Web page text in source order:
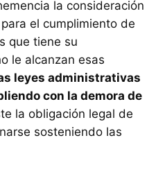
la consideración
el cumplimiento de
que tiene su
le alcanzan esas
leyes administrativas
con la demora de
la obligación legal de
sosteniendo las